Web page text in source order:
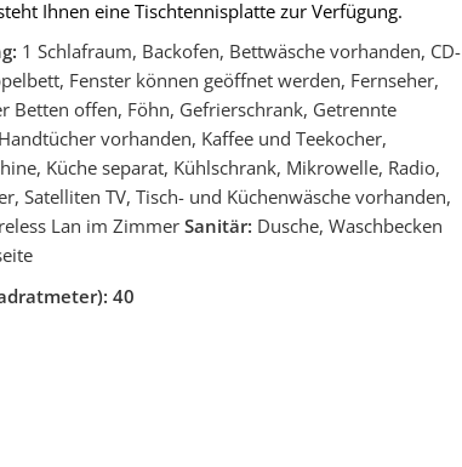
Ihnen eine Tischtennisplatte zur Verfügung.
1 Schlafraum, Backofen, Bettwäsche vorhanden, CD-
Fenster können geöffnet werden, Fernseher,
Betten offen, Föhn, Gefrierschrank, Getrennte
vorhanden, Kaffee und Teekocher,
Küche separat, Kühlschrank, Mikrowelle, Radio,
Satelliten TV, Tisch- und Küchenwäsche vorhanden,
Lan im ZimmerSanitär: Dusche, Waschbecken
40